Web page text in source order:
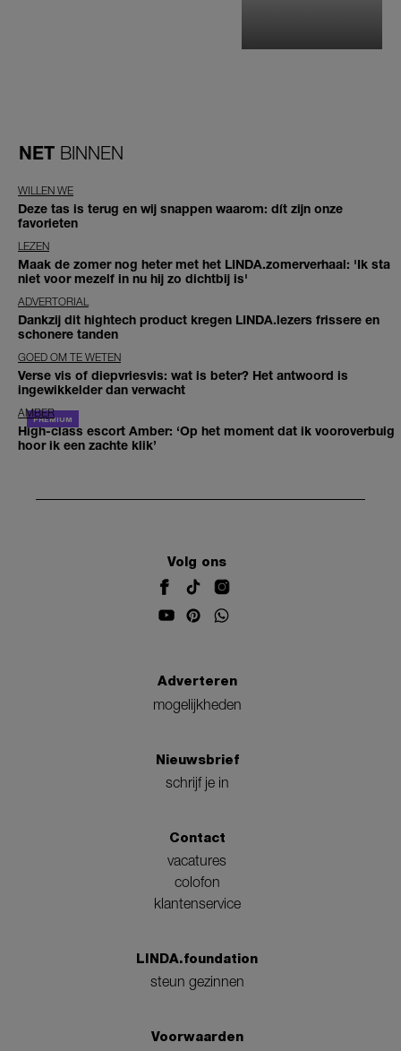
NET BINNEN
WILLEN WE
Deze tas is terug en wij snappen waarom: dít zijn onze
favorieten
LEZEN
Maak de zomer nog heter met het LINDA.zomerverhaal: 'Ik sta
niet voor mezelf in nu hij zo dichtbij is'
ADVERTORIAL
Dankzij dit hightech product kregen LINDA.lezers frissere en
schonere tanden
GOED OM TE WETEN
Verse vis of diepvriesvis: wat is beter? Het antwoord is
ingewikkelder dan verwacht
AMBER
High-class escort Amber: ‘Op het moment dat ik vooroverbuig
hoor ik een zachte klik’
Volg ons
Adverteren
mogelijkheden
Nieuwsbrief
schrijf je in
Contact
vacatures
colofon
klantenservice
LINDA.foundation
steun gezinnen
Voorwaarden